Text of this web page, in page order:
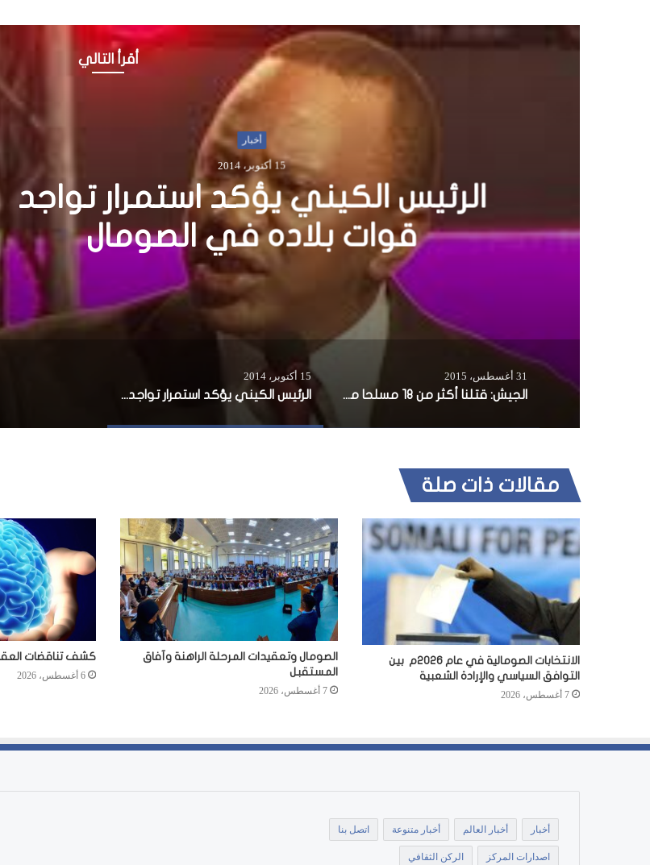
أقرأ التالي
حركة الشباب في
31 أغسطس، 2015
الجيش: قتلنا أكثر من 18 مسلحا من حركة الشباب في هيران
15 أكتوبر، 2014
الرئيس الكيني يؤكد استمرار تواجد قوات بلاده في الصومال
مقالات ذات صلة
الانتخابات الصومالية في عام 2026م بين
التوافق السياسي والإرادة الشعبية
7 أغسطس، 2026
الصومال وتعقيدات المرحلة الراهنة وآفاق
المستقبل
7 أغسطس، 2026
كشف تناقضات
6 أغسطس، 2026
أخبار أخبار العالم أخبار متنوعة اتصل بنا
اصدارات المركز الركن الثقافي